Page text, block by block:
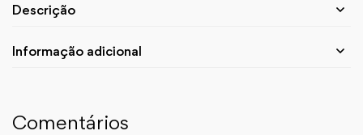
Descrição
Informação adicional
Comentários